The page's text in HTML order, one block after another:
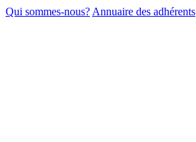
Qui sommes-nous? Annuaire des adhérents